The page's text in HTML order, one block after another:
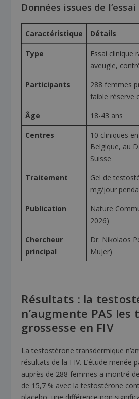
Données issues de
Caractéristique Détails
Type
Essai clinique
aveugle,
Participants
288 femmes
faible réserve
Âge
18-43 ans
Centres
10 cliniques
Belgique, au
Suisse
Traitement
Gel de
mg/jour
Publication
Nature
2026)
Chercheur
principal
Dr. Nikolaos
Mujer)
Résultats : la
n’augmente PAS les
grossesse en FIV
La testostérone transdermique
résultats de la FIV. L’étude menée
auprès de 288 femmes a montré
de 15,7 % avec la testostérone